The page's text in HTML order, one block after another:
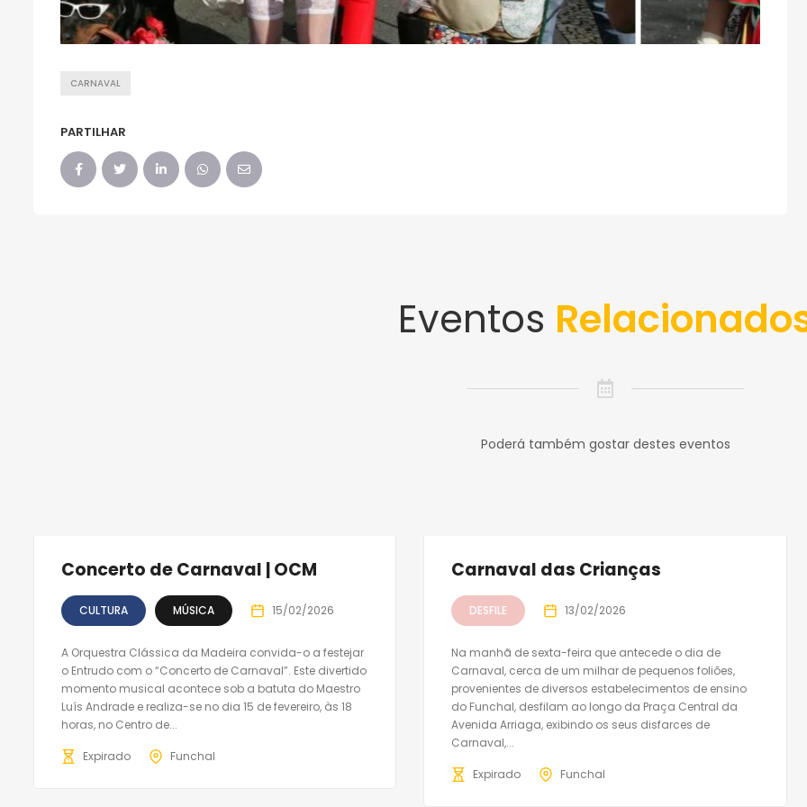
CARNAVAL
PARTILHAR
Eventos
Poderá também gostar destes eventos
Concerto de Carnaval | OCM
CULTURA MÚSICA 15/02/2026
A Orquestra Clássica da Madeira convida-o a festejar
o Entrudo com o “Concerto de Carnaval”. Este divertido
momento musical acontece sob a batuta do Maestro
Luís Andrade e realiza-se no dia 15 de fevereiro, às 18
horas, no Centro de...
Expirado Funchal
Carnaval das Crianças
DESFILE 13/02/2026
Na manhã de sexta-feira que antecede o dia de
Carnaval, cerca de um milhar de pequenos foliões,
provenientes de diversos estabelecimentos de ensino
do Funchal, desfilam ao longo da Praça Central da
Avenida Arriaga, exibindo os seus disfarces de
Carnaval,...
Expirado Funchal